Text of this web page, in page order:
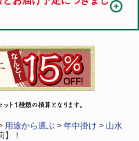
用途から選ぶ >年中掛け > 山水
！